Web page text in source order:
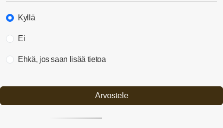
Kyllä
Ei
Ehkä, jos saan lisää tietoa
Arvostele